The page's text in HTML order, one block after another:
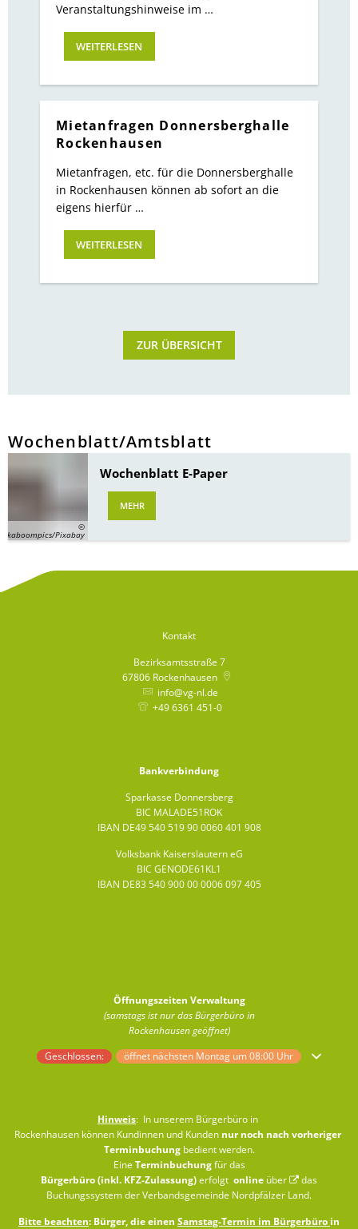
Veranstaltungshinweise im …
WEITERLESEN
Mietanfragen Donnersberghalle
Rockenhausen
Mietanfragen, etc. für die Donnersberghalle
in Rockenhausen können ab sofort an die
eigens hierfür …
WEITERLESEN
ZUR ÜBERSICHT
Wochenblatt/Amtsblatt
©
kaboompics/Pixabay
Wochenblatt E-Paper
MEHR
Kontakt
Bezirksamtsstraße 7
67806 Rockenhausen
info@vg-nl.de
+49 6361 451-0
Bankverbindung
Sparkasse Donnersberg
BIC MALADE51ROK
IBAN DE49 540 519 90 0060 401 908
Volksbank Kaiserslautern eG
BIC GENODE61KL1
IBAN DE83 540 900 00 0006 097 405
Öffnungszeiten Verwaltung
(samstags ist nur das Bürgerbüro in
Rockenhausen geöffnet)
Klicken, um weitere Öffnungs- oder Schließzeiten auszublenden
Geschlossen: öffnet nächsten Montag um 08:00 Uhr
Hinweis: In unserem Bürgerbüro in
Rockenhausen können Kundinnen und Kunden nur noch nach vorheriger
Terminbuchungbedient werden.
Eine Terminbuchungfür das
Bürgerbüro (inkl. KFZ-Zulassung)erfolgt online über
das
Buchungssystem der Verbandsgemeinde Nordpfälzer Land.
Bitte beachten: Bürger, die einen Samstag-Termin im Bürgerbüro in